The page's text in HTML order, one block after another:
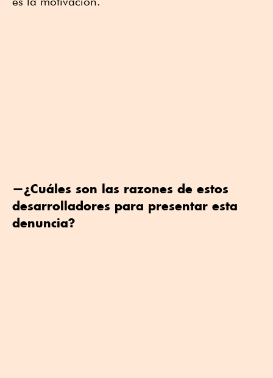
—¿Cuáles son las razones de estos
desarrolladores para presentar esta
denuncia?